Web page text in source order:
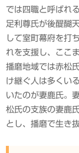
では四職と呼ばれ
足利尊氏が後醍醐
して室町幕府を打
れを支援し、ここ
播磨地域では赤松
け継ぐ人は多くい
いたのが妻鹿氏。
松氏の支族の妻鹿
とし、播磨で生き抜